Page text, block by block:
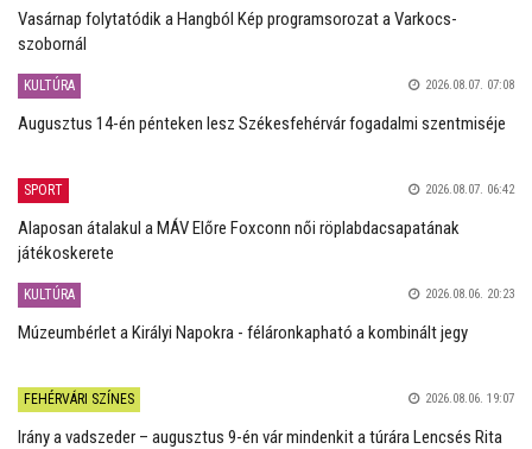
Vasárnap folytatódik a Hangból Kép programsorozat a Varkocs-
szobornál
KULTÚRA 2026.08.07. 07:08
Augusztus 14-én pénteken lesz Székesfehérvár fogadalmi szentmiséje
SPORT 2026.08.07. 06:42
Alaposan átalakul a MÁV Előre Foxconn női röplabdacsapatának
játékoskerete
KULTÚRA 2026.08.06. 20:23
Múzeumbérlet a Királyi Napokra - féláronkapható a kombinált jegy
FEHÉRVÁRI SZÍNES 2026.08.06. 19:07
Irány a vadszeder – augusztus 9-én vár mindenkit a túrára Lencsés Rita